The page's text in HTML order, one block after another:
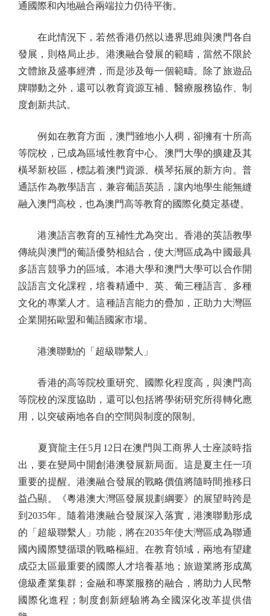
通國際和內地融合兩端拉力仍待平衡。
在此情況下，若然香港仍然以邊界思維與澳門各自
發展，則格局止步。港澳融合發展的範疇，當然不限於
文體旅及盛事經濟，而是涉及每一個範疇。除了旅遊品
牌聯動之外，還可以教育資源互補、醫療服務協作、制
度創新共試。
例如在教育方面，澳門雖地小人稠，卻擁有十所高
等院校，已成為區域性教育中心。澳門大學的擴建及其
橫琴新校區，標誌着澳門資源、橫琴拓展的新方向。普
通話作為教學語言，兼容葡語英語，讓內地學生能無縫
融入澳門高校，也為澳門高等教育的國際化奠定基礎。
港澳語言教育的互補性尤為突出。香港的英語教學
傳統與澳門的葡語優勢相結合，使大灣區成為中國最具
多語言競爭力的區域。本港大學和澳門大學可以合作開
設語言文化課程，培養精通中、英、葡三種語言、多種
文化的專業人才。這種語言能力的疊加，正助力大灣區
企業開拓歐盟和葡語國家市場。
港澳聯動的「超級聯繫人」
香港的高等院校重研究、國際化程度高，與澳門高
等院校的深度協助，還可以包括將學術研究所得轉化應
用，以突破兩地各自的空間與制度的限制。
夏寶龍主任5月12日在澳門與工商界人士座談時指
出，要在變局中開創港澳發展新局面。這是夏主任一項
重要的提醒。港澳融合發展的戰略價值將隨時間推移日
益凸顯。《粵港澳大灣區發展規劃綱要》的展望時跨是
到2035年。隨着港澳融合發展深入落實，港澳聯動形成
的「超級聯繫人」功能，將在2035年使大灣區成為聯通
國內國際雙循環的戰略樞紐。在教育領域，兩地有望建
成亞太區最重要的國際人才培養基地；旅遊業將形成萬
億級產業集群；金融和專業服務的融合，將助力人民幣
國際化進程；制度創新經驗將為全國深化改革提供借